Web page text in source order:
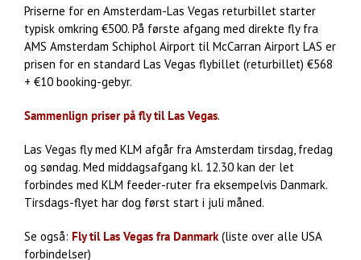
Priserne for en Amsterdam-Las Vegas returbillet starter
typisk omkring €500. På første afgang med direkte fly fra
AMS Amsterdam Schiphol Airport til McCarran Airport LAS er
prisen for en standard Las Vegas flybillet (returbillet) €568
+ €10 booking-gebyr.
Sammenlign priser på fly til Las Vegas.
Las Vegas fly med KLM afgår fra Amsterdam tirsdag, fredag
og søndag. Med middagsafgang kl. 12.30 kan der let
forbindes med KLM feeder-ruter fra eksempelvis Danmark.
Tirsdags-flyet har dog først start i juli måned.
Se også: Fly til Las Vegas fra Danmark(liste over alle USA
forbindelser)